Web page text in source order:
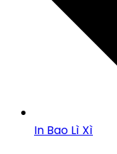
In Bao Lì Xì